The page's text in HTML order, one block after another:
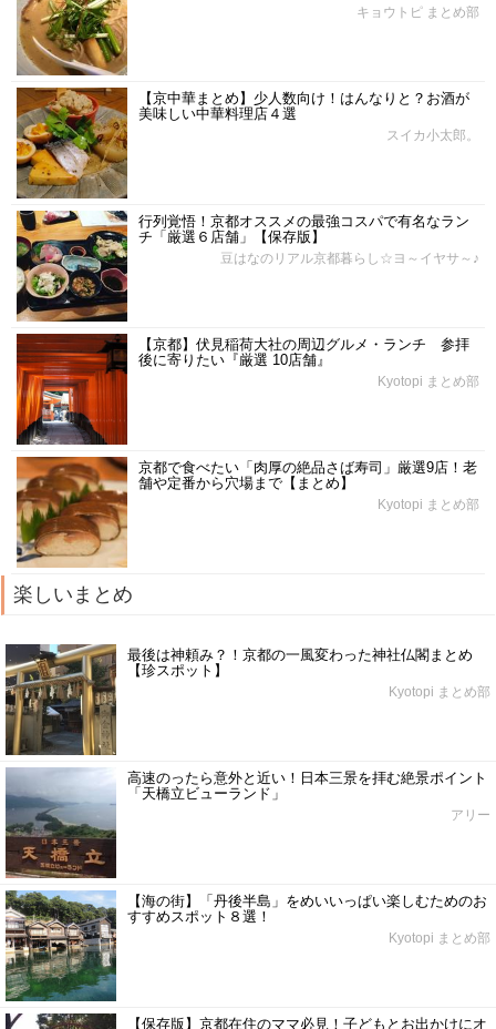
キョウトピ まとめ部
【京中華まとめ】少人数向け！はんなりと？お酒が
美味しい中華料理店４選
スイカ小太郎。
行列覚悟！京都オススメの最強コスパで有名なラン
チ「厳選６店舗」【保存版】
豆はなのリアル京都暮らし☆ヨ～イヤサ～♪
【京都】伏見稲荷大社の周辺グルメ・ランチ 参拝
後に寄りたい『厳選 10店舗』
Kyotopi まとめ部
京都で食べたい「肉厚の絶品さば寿司」厳選9店！老
舗や定番から穴場まで【まとめ】
Kyotopi まとめ部
楽しいまとめ
最後は神頼み？！京都の一風変わった神社仏閣まとめ
【珍スポット】
Kyotopi まとめ部
高速のったら意外と近い！日本三景を拝む絶景ポイント
「天橋立ビューランド」
アリー
【海の街】「丹後半島」をめいいっぱい楽しむためのお
すすめスポット８選！
Kyotopi まとめ部
【保存版】京都在住のママ必見！子どもとお出かけにオ